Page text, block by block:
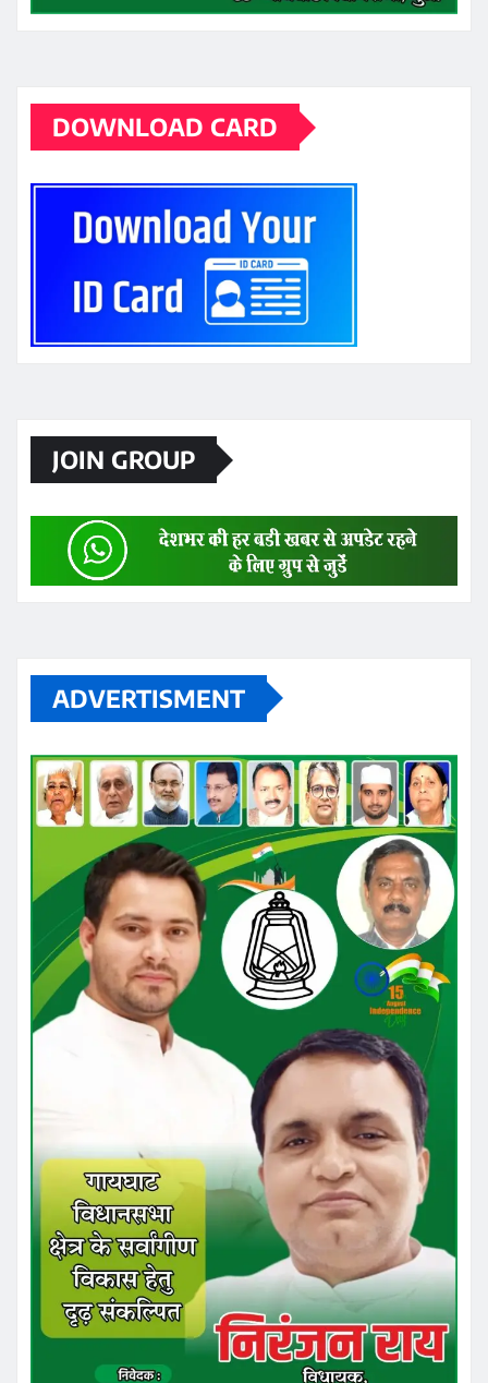
DOWNLOAD CARD
JOIN GROUP
ADVERTISMENT